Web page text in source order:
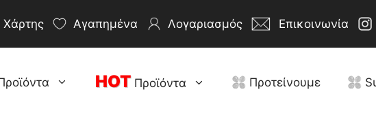
Χάρτης Αγαπημένα Λογαριασμός Επικοινωνία
HOT Προϊόντα Προτείνουμε